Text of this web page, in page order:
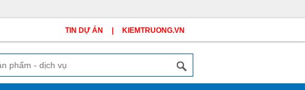
KIEMTRUONG.VN
TIN DỰ ÁN